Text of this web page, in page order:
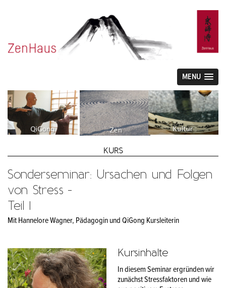
MENU
KURS
Sonderseminar: Ursachen und Folgen
von Stress -
Teil 1
Mit Hannelore Wagner, Pädagogin und QiGong Kursleiterin
Kursinhalte
In diesem Seminar ergründen wir
zunächst Stressfaktoren und wie